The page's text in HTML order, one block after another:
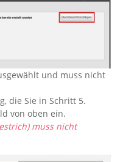
und muss nicht
die Sie in Schritt 5.
von oben ein.
muss nicht